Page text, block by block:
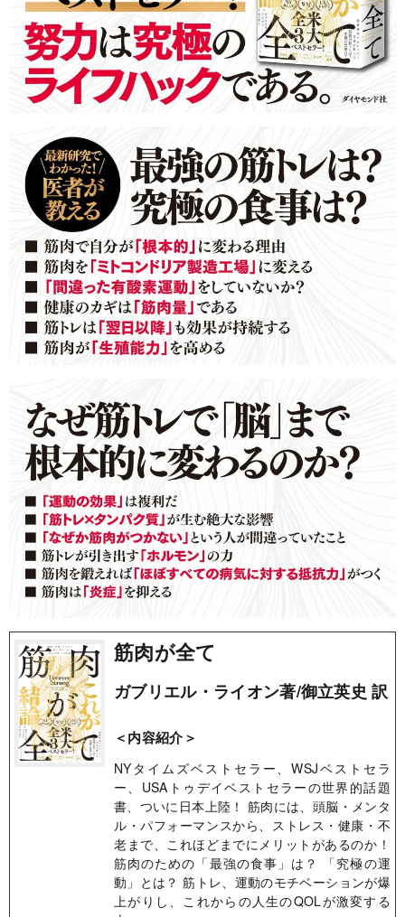
筋肉が全て
ガブリエル・ライオン著/御立英史 訳
＜内容紹介＞
NYタイムズベストセラー、WSJベストセラ
ー、USAトゥデイベストセラーの世界的話題
書、ついに日本上陸！ 筋肉には、頭脳・メンタ
ル・パフォーマンスから、ストレス・健康・不
老まで、これほどまでにメリットがあるのか！
筋肉のための「最強の食事」は？ 「究極の運
動」とは？ 筋トレ、運動のモチベーションが爆
上がりし、これからの人生のQOLが激変する